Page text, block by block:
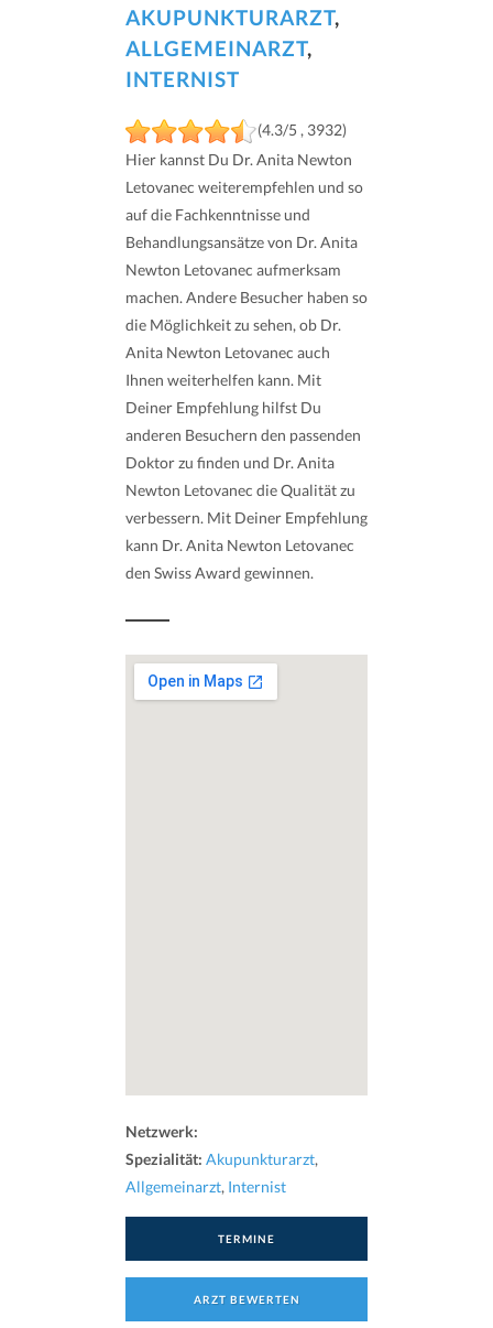
AKUPUNKTURARZT,
ALLGEMEINARZT,
INTERNIST
(4.3/5 , 3932)
Hier kannst Du Dr. Anita Newton
Letovanec weiterempfehlen und so
auf die Fachkenntnisse und
Behandlungsansätze von Dr. Anita
Newton Letovanec aufmerksam
machen. Andere Besucher haben so
die Möglichkeit zu sehen, ob Dr.
Anita Newton Letovanec auch
Ihnen weiterhelfen kann. Mit
Deiner Empfehlung hilfst Du
anderen Besuchern den passenden
Doktor zu finden und Dr. Anita
Newton Letovanec die Qualität zu
verbessern. Mit Deiner Empfehlung
kann Dr. Anita Newton Letovanec
den Swiss Award gewinnen.
Netzwerk:
Spezialität: Akupunkturarzt,
Allgemeinarzt, Internist
TERMINE
ARZT BEWERTEN